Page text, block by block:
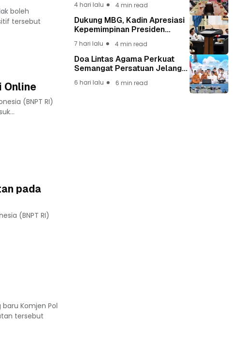
boleh
tersebut
Online
(BNPT RI)
pada
(BNPT RI)
baru Komjen Pol
tersebut
Keselamatan Warga Lebih
Berharga
4 hari lalu 4 min read
Dukung MBG, Kadin Apresiasi
Kepemimpinan Presiden
7 hari lalu 4 min read
Doa Lintas Agama Perkuat
Semangat Persatuan Jelang
6 hari lalu 6 min read